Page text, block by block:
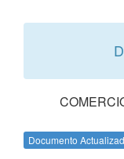
Documento